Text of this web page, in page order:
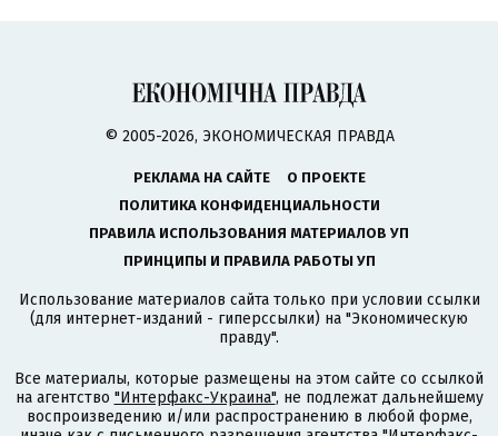
© 2005-2026, ЭКОНОМИЧЕСКАЯ ПРАВДА
РЕКЛАМА НА САЙТЕ
О ПРОЕКТЕ
ПОЛИТИКА КОНФИДЕНЦИАЛЬНОСТИ
ПРАВИЛА ИСПОЛЬЗОВАНИЯ МАТЕРИАЛОВ УП
ПРИНЦИПЫ И ПРАВИЛА РАБОТЫ УП
Использование материалов сайта только при условии ссылки
(для интернет-изданий - гиперссылки) на "Экономическую
правду".
Все материалы, которые размещены на этом сайте со ссылкой
на агентство "Интерфакс-Украина", не подлежат дальнейшему
воспроизведению и/или распространению в любой форме,